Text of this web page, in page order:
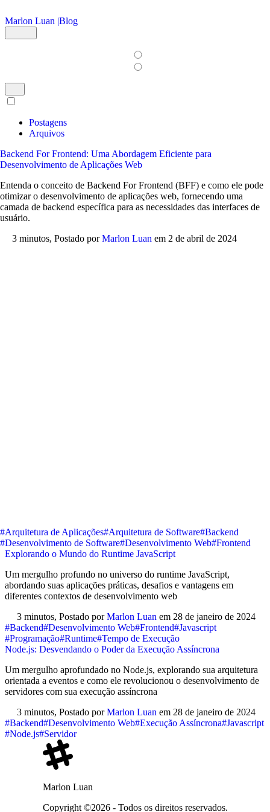
Marlon Luan |Blog
Postagens
Arquivos
Backend For Frontend: Uma Abordagem Eficiente para
Desenvolvimento de Aplicações Web
Entenda o conceito de Backend For Frontend (BFF) e como ele pode
otimizar o desenvolvimento de aplicações web, fornecendo uma
camada de backend específica para as necessidades das interfaces de
usuário.
3 minutos, Postado porMarlon Luan em 2 de abril de 2024
#Arquitetura de Aplicações#Arquitetura de Software#Backend
#Desenvolvimento de Software#Desenvolvimento Web#Frontend
Explorando o Mundo do Runtime JavaScript
Um mergulho profundo no universo do runtime JavaScript,
abordando suas aplicações práticas, desafios e vantagens em
diferentes contextos de desenvolvimento web
3 minutos, Postado porMarlon Luan em 28 de janeiro de 2024
#Backend#Desenvolvimento Web#Frontend#Javascript
#Programação#Runtime#Tempo de Execução
Node.js: Desvendando o Poder da Execução Assíncrona
Um mergulho aprofundado no Node.js, explorando sua arquitetura
orientada a eventos e como ele revolucionou o desenvolvimento de
servidores com sua execução assíncrona
3 minutos, Postado porMarlon Luan em 28 de janeiro de 2024
#Backend#Desenvolvimento Web#Execução Assíncrona#Javascript
#Node.js#Servidor
Marlon Luan
Copyright ©2026 - Todos os direitos reservados.